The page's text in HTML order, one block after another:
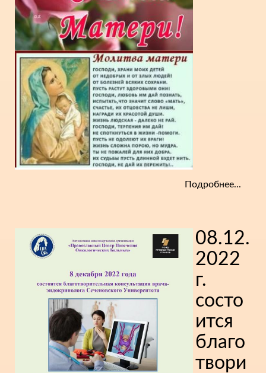
Подробнее...
08.12.
2022
г.
состо
ится
благо
твори